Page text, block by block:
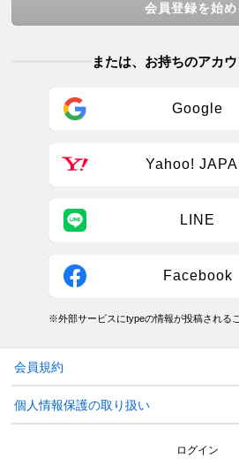
会員登録を始め
または、お持ちのアカ
Google
Yahoo!
LINE
Facebook
※外部サービスにtypeの情報が投稿される
会員規約
個人情報保護の取り扱い
ログイン